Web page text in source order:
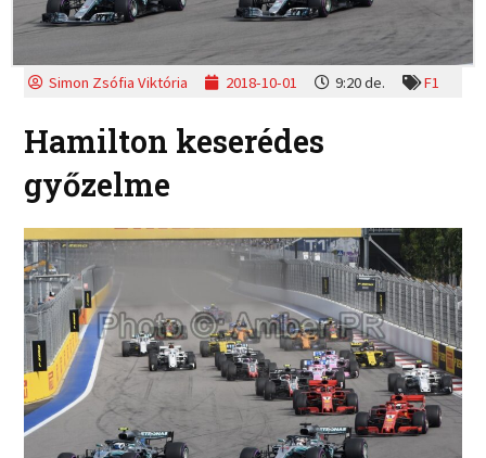
Simon Zsófia Viktória 2018-10-01 9:20 de. F1
Hamilton keserédes
győzelme